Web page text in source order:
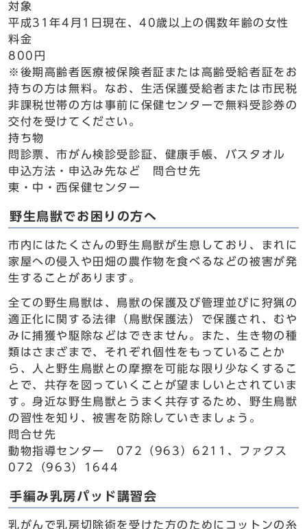
対象
平成31年4月1日現在、40歳以上の偶数年齢の女性
料金
800円
※後期高齢者医療被保険者証または高齢受給者証をお
持ちの方は無料。なお、生活保護受給者または市民税
非課税世帯の方は事前に保健センターで無料受診券の
交付を受けてください。
持ち物
問診票、市がん検診受診証、健康手帳、バスタオル
申込方法・申込み先など 問合せ先
東・中・西保健センター
野生鳥獣でお困りの方へ
市内にはたくさんの野生鳥獣が生息しており、まれに
家屋への侵入や田畑の農作物を食べるなどの被害が発
生することがあります。
全ての野生鳥獣は、鳥獣の保護及び管理並びに狩猟の
適正化に関する法律（鳥獣保護法）で保護され、むや
みに捕獲や駆除などはできません。また、生き物の種
類はさまざまで、それぞれ個性をもっていることか
ら、人と野生鳥獣との摩擦を可能な限り少なくするこ
とで、共存を図っていくことが望ましいとされていま
す。身近な野生鳥獣とうまく共存するため、野生鳥獣
の習性を知り、被害を防除していきましょう。
問合せ先
動物指導センター 072（963）6211、ファクス
072（963）1644
手編み乳房パッド講習会
乳がんで乳房切除術を受けた方のためにコットンの糸